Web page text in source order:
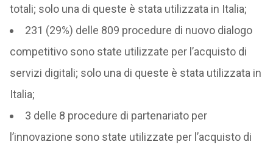
totali; solo una di queste è stata utilizzata in Italia;
231 (29%) delle 809 procedure di nuovo dialogo
competitivo sono state utilizzate per l’acquisto di
servizi digitali; solo una di queste è stata utilizzata in
Italia;
3 delle 8 procedure di partenariato per
l’innovazione sono state utilizzate per l’acquisto di